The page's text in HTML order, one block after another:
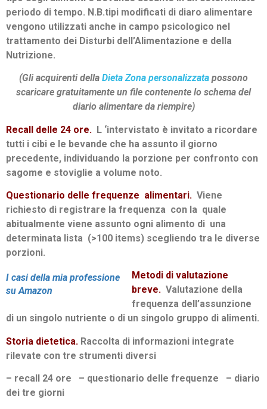
periodo di tempo. N.B.tipi modificati di diaro alimentare
vengono utilizzati anche in campo psicologico nel
trattamento dei Disturbi dell’Alimentazione e della
Nutrizione.
(Gli acquirenti della Dieta Zona personalizzata possono
scaricare gratuitamente un file contenente lo schema del
diario alimentare da riempire)
Recall delle 24 ore. L ‘intervistato è invitato a ricordare
tutti i cibi e le be­vande che ha assunto il giorno
precedente, individuando la porzione per confronto con
sagome e stoviglie a volume noto.
Questionario delle frequenze alimentari. Viene
richiesto di registrare la frequenza con la quale
abitualmente viene assunto ogni alimento di una
determinata lista (>100 items) scegliendo tra le diverse
porzioni.
I casi della mia professione
su Amazon
Metodi di valutazione
breve. Valutazione della
frequenza dell’assunzione
di un singolo nutriente o di un singolo gruppo di alimenti.
Storia dietetica. Raccolta di informazioni integrate
rilevate con tre strumenti diversi
– recall 24 ore – questionario delle frequenze – diario
dei tre giorni